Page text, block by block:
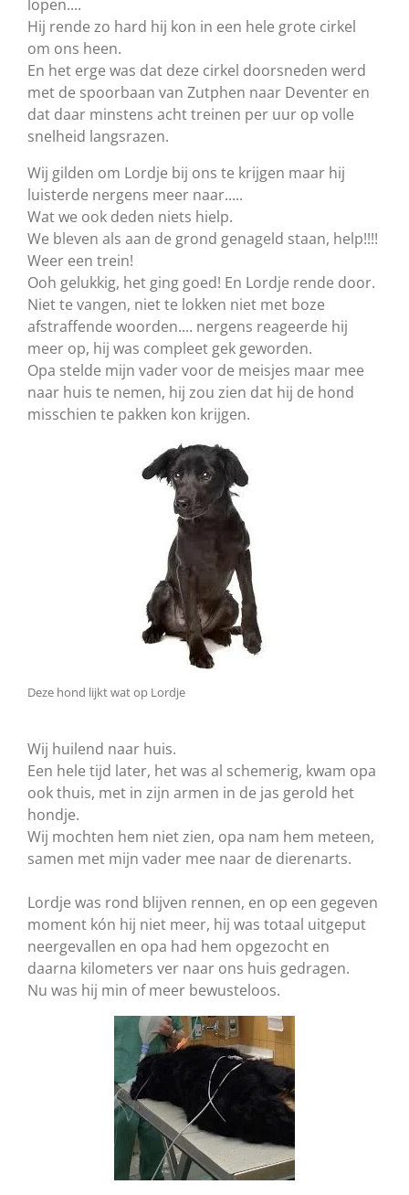
lopen....
Hij rende zo hard hij kon in een hele grote cirkel
om ons heen.
En het erge was dat deze cirkel doorsneden werd
met de spoorbaan van Zutphen naar Deventer en
dat daar minstens acht treinen per uur op volle
snelheid langsrazen.
Wij gilden om Lordje bij ons te krijgen maar hij
luisterde nergens meer naar.....
Wat we ook deden niets hielp.
We bleven als aan de grond genageld staan, help!!!!
Weer een trein!
Ooh gelukkig, het ging goed! En Lordje rende door.
Niet te vangen, niet te lokken niet met boze
afstraffende woorden.... nergens reageerde hij
meer op, hij was compleet gek geworden.
Opa stelde mijn vader voor de meisjes maar mee
naar huis te nemen, hij zou zien dat hij de hond
misschien te pakken kon krijgen.
Deze hond lijkt wat op Lordje
Wij huilend naar huis.
Een hele tijd later, het was al schemerig, kwam opa
ook thuis, met in zijn armen in de jas gerold het
hondje.
Wij mochten hem niet zien, opa nam hem meteen,
samen met mijn vader mee naar de dierenarts.
Lordje was rond blijven rennen, en op een gegeven
moment kón hij niet meer, hij was totaal uitgeput
neergevallen en opa had hem opgezocht en
daarna kilometers ver naar ons huis gedragen.
Nu was hij min of meer bewusteloos.